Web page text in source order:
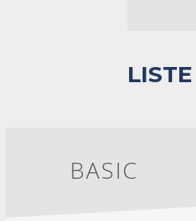
BASIC